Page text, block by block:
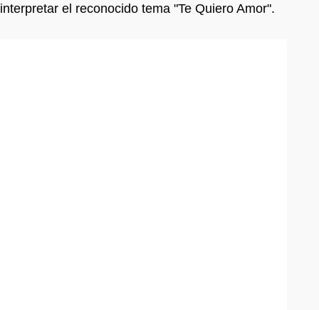
interpretar el reconocido tema "Te Quiero Amor".